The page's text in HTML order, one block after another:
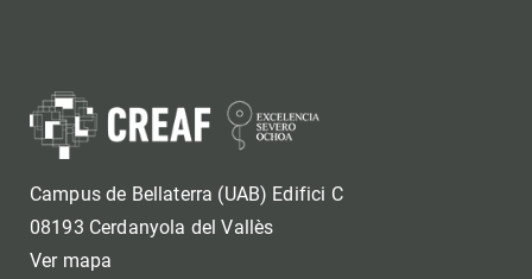
Campus de Bellaterra (UAB) Edifici C
08193 Cerdanyola del Vallès
Ver mapa